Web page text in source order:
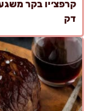
דק